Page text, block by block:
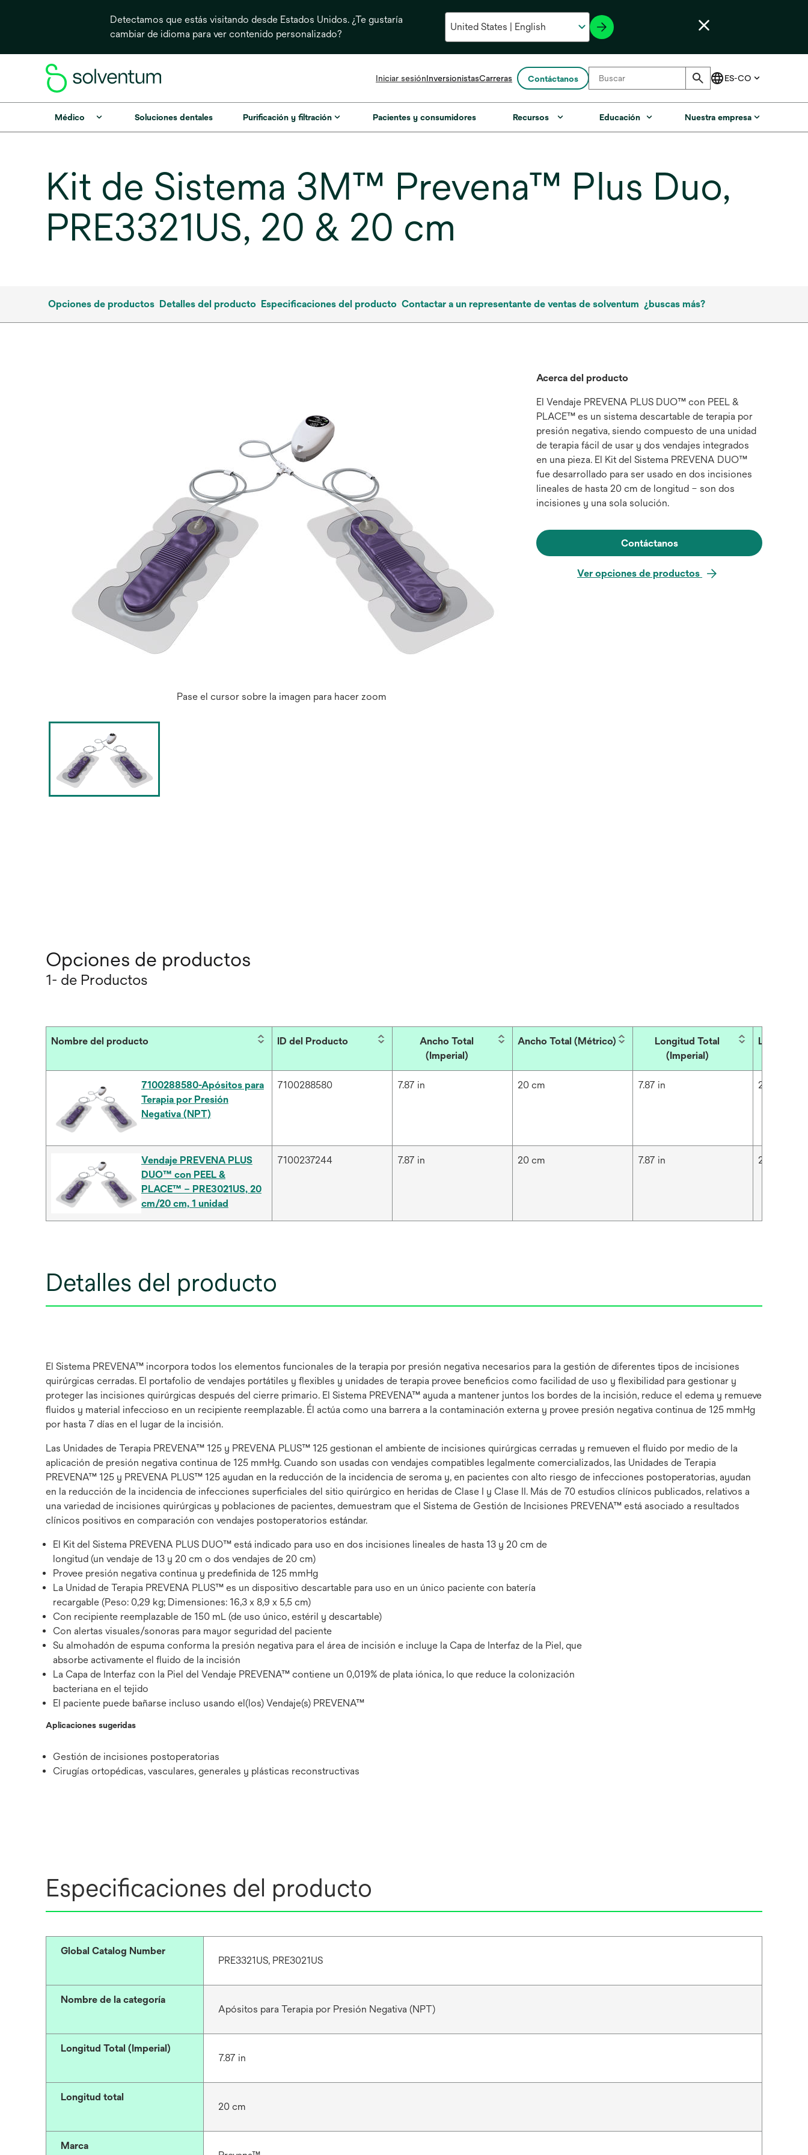
Detectamos que estás visitando desde Estados Unidos. ¿Te gustaría
cambiar de idioma para ver contenido personalizado?
Iniciar sesiónInversionistasse
en
Carreras Contáctanos
Médico Soluciones dentales Purificación y filtración Pacientes y consumidores Recursos Educación Nuestra empresa
Kit de Sistema 3M™ Prevena™ Plus Duo,
PRE3321US, 20 & 20 cm
Opciones de productos Detalles del producto Especificaciones del producto Contactar a un representante de ventas de solventum ¿buscas más?
Pase el cursor sobre la imagen para hacer zoom
Acerca del producto
El Vendaje PREVENA PLUS DUO™ con PEEL &
PLACE™ es un sistema descartable de terapia por
presión negativa, siendo compuesto de una unidad
de terapia fácil de usar y dos vendajes integrados
en una pieza. El Kit del Sistema PREVENA DUO™
fue desarrollado para ser usado en dos incisiones
lineales de hasta 20 cm de longitud – son dos
incisiones y una sola solución.
Contáctanos
Ver opciones de productos
Opciones de productos
1- de Productos
Nombre del producto ID del Producto
Ancho Total
(Imperial)
Ancho Total (Métrico)
Longitud Total
(Imperial)
Longitud
7100288580-Apósitos para
Terapia por Presión
Negativa (NPT)
7100288580 7.87 in 20 cm 7.87 in 20 cm
Vendaje PREVENA PLUS
DUO™ con PEEL &
PLACE™ – PRE3021US, 20
cm/20 cm, 1 unidad
7100237244 7.87 in 20 cm 7.87 in 20 cm
Detalles del producto
El Sistema PREVENA™ incorpora todos los elementos funcionales de la terapia por presión negativa necesarios para la gestión de diferentes tipos de incisiones
quirúrgicas cerradas. El portafolio de vendajes portátiles y flexibles y unidades de terapia provee beneficios como facilidad de uso y flexibilidad para gestionar y
proteger las incisiones quirúrgicas después del cierre primario. El Sistema PREVENA™ ayuda a mantener juntos los bordes de la incisión, reduce el edema y remueve
fluidos y material infeccioso en un recipiente reemplazable. Él actúa como una barrera a la contaminación externa y provee presión negativa continua de 125 mmHg
por hasta 7 días en el lugar de la incisión.
Las Unidades de Terapia PREVENA™ 125 y PREVENA PLUS™ 125 gestionan el ambiente de incisiones quirúrgicas cerradas y remueven el fluido por medio de la
aplicación de presión negativa continua de 125 mmHg. Cuando son usadas con vendajes compatibles legalmente comercializados, las Unidades de Terapia
PREVENA™ 125 y PREVENA PLUS™ 125 ayudan en la reducción de la incidencia de seroma y, en pacientes con alto riesgo de infecciones postoperatorias, ayudan
en la reducción de la incidencia de infecciones superficiales del sitio quirúrgico en heridas de Clase I y Clase II. Más de 70 estudios clínicos publicados, relativos a
una variedad de incisiones quirúrgicas y poblaciones de pacientes, demuestram que el Sistema de Gestión de Incisiones PREVENA™ está asociado a resultados
clínicos positivos en comparación con vendajes postoperatorios estándar.
El Kit del Sistema PREVENA PLUS DUO™ está indicado para uso en dos incisiones lineales de hasta 13 y 20 cm de
longitud (un vendaje de 13 y 20 cm o dos vendajes de 20 cm)
Provee presión negativa continua y predefinida de 125 mmHg
La Unidad de Terapia PREVENA PLUS™ es un dispositivo descartable para uso en un único paciente con batería
recargable (Peso: 0,29 kg; Dimensiones: 16,3 x 8,9 x 5,5 cm)
Con recipiente reemplazable de 150 mL (de uso único, estéril y descartable)
Con alertas visuales/sonoras para mayor seguridad del paciente
Su almohadón de espuma conforma la presión negativa para el área de incisión e incluye la Capa de Interfaz de la Piel, que
absorbe activamente el fluido de la incisión
La Capa de Interfaz con la Piel del Vendaje PREVENA™ contiene un 0,019% de plata iónica, lo que reduce la colonización
bacteriana en el tejido
El paciente puede bañarse incluso usando el(los) Vendaje(s) PREVENA™
Aplicaciones sugeridas
Gestión de incisiones postoperatorias
Cirugías ortopédicas, vasculares, generales y plásticas reconstructivas
Especificaciones del producto
Global Catalog Number
PRE3321US, PRE3021US
Nombre de la categoría
Apósitos para Terapia por Presión Negativa (NPT)
Longitud Total (Imperial)
7.87 in
Longitud total
20 cm
Marca